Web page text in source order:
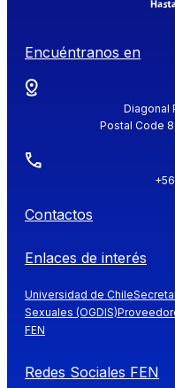
Encuéntranos en
Diagonal
Postal Code
Contactos
Enlaces de interés
Universidad de Chile
Sexuales (OGDIS)
FEN
Redes Sociales FEN